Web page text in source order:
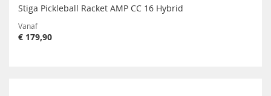
Stiga Pickleball Racket AMP CC 16 Hybrid
Vanaf
€ 179,90